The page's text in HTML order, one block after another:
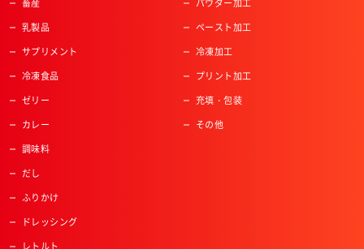
畜産
乳製品
サプリメント
冷凍食品
ゼリー
カレー
調味料
だし
ふりかけ
ドレッシング
レトルト
パウダー加工
ペースト加工
冷凍加工
プリント加工
充填・包装
その他